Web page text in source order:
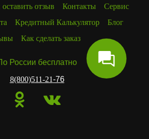
отзыв
Контакты
Сервис
Кредитный Калькулятор
Блог
Как сделать заказ
России бесплатно
8(800)511-21-76